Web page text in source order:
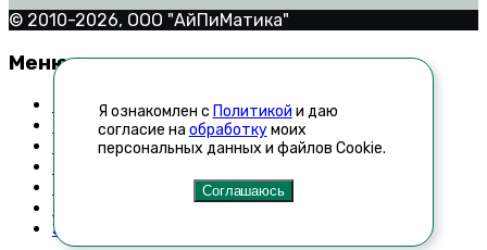
© 2010-2026, ООО "АйПиМатика"
Меню
Контакты
Техническая поддержка
Как стать дилером
Технологические партнеры
Запросить прайс-лист
Я ознакомлен с Политикой и даю
согласие на обработкумоих
персональных данных и файлов Cookie.
Соглашаюсь